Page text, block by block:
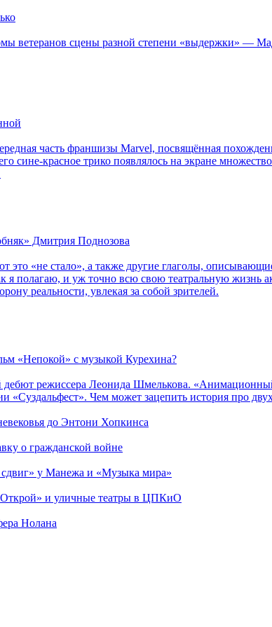
ветеранов сцены разной степени «выдержки» —
часть франшизы Marvel, посвящённая
сине-красное трико появлялось на экране
Дмитрия Поднозова
это «не стало», а также другие глаголы,
полагаю, и уж точно всю свою театральную жизнь
реальности, увлекая за собой зрителей.
«Непокой» с музыкой Курехина?
режиссера Леонида Шмелькова.
Чем может зацепить история про
до Энтони Хопкинса
о гражданской войне
у Манежа и «Музыка мира»
и уличные театры в ЦПКиО
Нолана